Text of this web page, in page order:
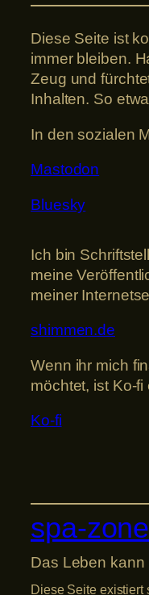
Diese Seite ist
immer bleiben.
Zeug und
Inhalten. So
In den sozialen
Mastodon
Bluesky
Ich bin
meine
meiner
shimmen.de
Wenn ihr mich
möchtet, ist Ko-fi
Ko-fi
spa-zone
Das Leben
Diese Seite existiert